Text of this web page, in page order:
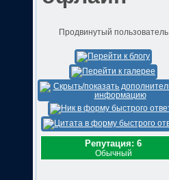
Продвинутый пользователь
Репутация: 6
Обычный